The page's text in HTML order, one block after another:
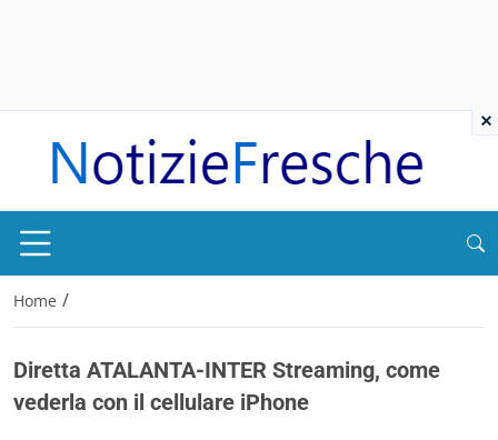
Home /
Diretta ATALANTA-INTER Streaming, come
vederla con il cellulare iPhone
×